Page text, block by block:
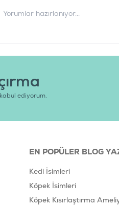
Yorumlar hazırlanıyor...
ediyorum.
EN POPÜLER BLOG
Kedi İsimleri
Köpek İsimleri
Köpek Kısırlaştırma